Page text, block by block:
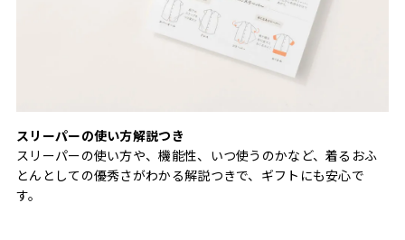
スリーパーの使い方解説つき
スリーパーの使い方や、機能性、いつ使うのかなど、着るおふ
とんとしての優秀さがわかる解説つきで、ギフトにも安心で
す。